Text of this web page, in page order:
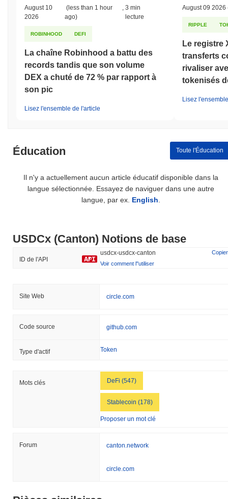
August 10
2026
(less than 1 hour
ago)
3 min
lecture
ROBINHOOD DEFI
La chaîne Robinhood a battu des
records tandis que son volume
DEX a chuté de 72 % par rapport à
son pic
Lisez l'ensemble de l'article
August 09 2026
RIPPLE
Le registre
transferts
rivaliser
tokenisés
Lisez
Éducation Toute l'Éducation
Il n'y a actuellement aucun article éducatif disponible dans la
langue sélectionnée. Essayez de naviguer dans une autre
langue, par ex. English
USDCx (Canton) Notions de base
ID de l'API
usdcx-usdcx-canton
Copier
Voir comment l''utiliser
Site Web circle.com
Code source github.com
Type d'actif Token
Mots clés DeFi (547)
Stablecoin (178)
Proposer un mot clé
Forum canton.network
circle.com